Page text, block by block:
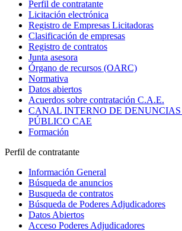
Perfil de contratante
Licitación electrónica
Registro de Empresas Licitadoras
Clasificación de empresas
Registro de contratos
Junta asesora
Órgano de recursos (OARC)
Normativa
Datos abiertos
Acuerdos sobre contratación C.A.E.
CANAL INTERNO DE DENUNCIAS
PÚBLICO CAE
Formación
Perfil de contratante
Información General
Búsqueda de anuncios
Busqueda de contratos
Búsqueda de Poderes Adjudicadores
Datos Abiertos
Acceso Poderes Adjudicadores